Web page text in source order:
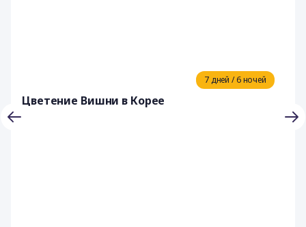
7 дней / 6 ночей
Цветение Вишни в Корее